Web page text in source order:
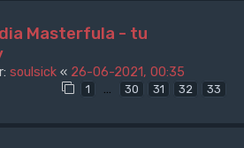
Masterfula - tu
soulsick « 26-06-2021, 00:35
1 … 30 31 32 33